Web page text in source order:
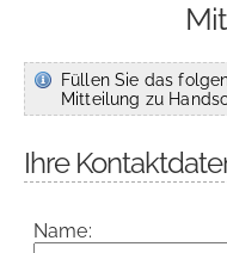
Füllen Sie das
Mitteilung zu
Ihre
Name: